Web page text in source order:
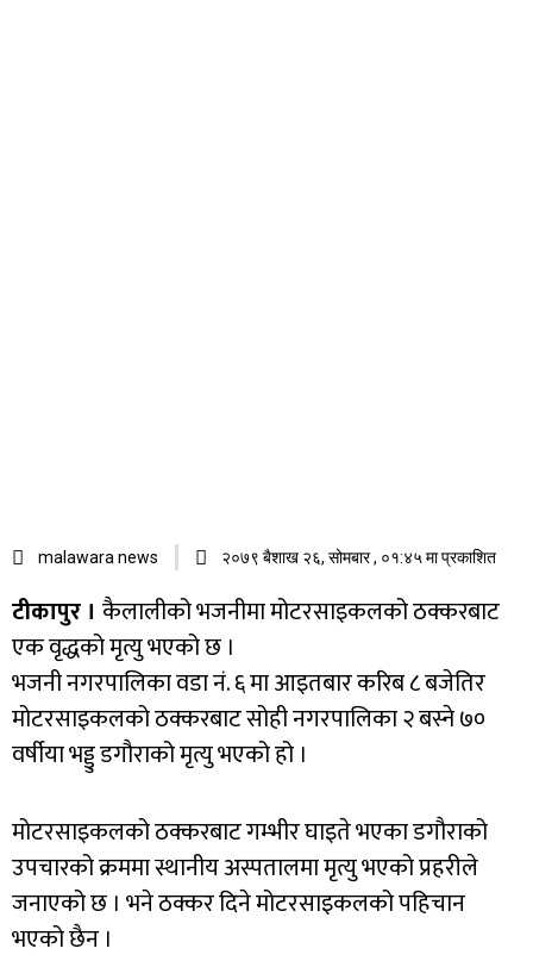
malawara news २०७९ बैशाख २६, सोमबार , ०१:४५ मा प्रकाशित
टीकापुर । कैलालीको भजनीमा मोटरसाइकलको ठक्करबाट
एक वृद्धको मृत्यु भएको छ ।
भजनी नगरपालिका वडा नं. ६ मा आइतबार करिब ८ बजेतिर
मोटरसाइकलको ठक्करबाट सोही नगरपालिका २ बस्ने ७०
वर्षीया भड्डु डगौराको मृत्यु भएको हो ।
मोटरसाइकलको ठक्करबाट गम्भीर घाइते भएका डगौराको
उपचारको क्रममा स्थानीय अस्पतालमा मृत्यु भएको प्रहरीले
जनाएको छ । भने ठक्कर दिने मोटरसाइकलको पहिचान
भएको छैन ।